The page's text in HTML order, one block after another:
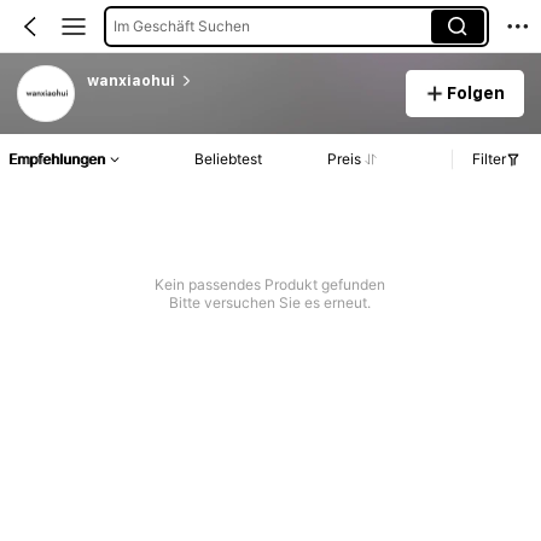
Im Geschäft Suchen
wanxiaohui
Folgen
Empfehlungen Beliebtest Preis Filter
Kein passendes Produkt gefunden
Bitte versuchen Sie es erneut.